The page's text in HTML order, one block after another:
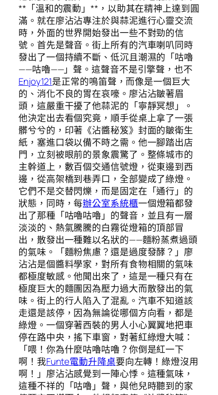
**「溫和的震動」**，以助其在精神上達到圓
滿。就在廖沾沾專注於與蒜泥進行心靈交流
時，外面的世界開始發出一些不對勁的信
號。首先是聲音。街上所有的汽車喇叭同時
發出了一個持續不斷、低沉且潮濕的「咕嚕
——咕嚕——」聲。這聲音不是引擎聲，也不
Enjoy121是正常的鳴笛聲，而像是一個巨大
的、消化不良的胃在哀嚎。廖沾沾皺著眉
頭，這嚴重干擾了他蒜泥的「寧靜冥想」。
他決定出去看個究竟，順手從桌上拿了一張
髒兮兮的，印著《沾醬秘笈》封面的皺衛生
紙，塞進口袋以備不時之需。他一腳踏出店
門，立刻被眼前的景象震驚了。整條城市的
主幹道上，數百個交通信號燈，從東邊到西
邊，從高架橋到巷弄口，全部變成了綠燈。
它們不是交替閃爍，而是固定在「通行」的
狀態，同時，每辦公室系統櫃一個燈箱都發
出了那種「咕嚕咕嚕」的聲音，並且有一層
淡淡的、熱氣騰騰的白霧從燈箱的頂部冒
出，散發出一種難以名狀的——麵粉蒸煮過頭
的氣味。「麵粉焦慮？還是過度發酵？」廖
沾沾是個醬料學家，對所有食物相關的氣味
都極度敏感。他聞出來了，這是一種只有在
極度巨大的麵團因為壓力過大而散發出的氣
味。街上的行人陷入了混亂。汽車不知道該
走還是該停，因為無論從哪個方向看，都是
綠燈。一個穿著西裝的男人小心翼翼地把車
停在路中央，搖下車窗，對著紅綠燈大喊：
「喂！你為什麼咕嚕咕嚕？你倒是紅一下
啊！我Funte電動升降桌要向左轉！綠燈沒用
啊！」廖沾沾感覺到一陣心悸。這種氣味，
這種不祥的「咕嚕」聲，與他兒時聽到的家